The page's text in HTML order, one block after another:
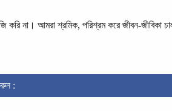
না। আমরা শ্রমিক, পরিশ্রম করে জীবন-জীবিকা
: